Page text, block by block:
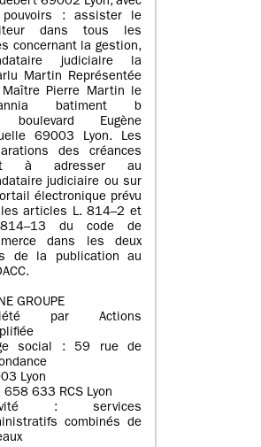
: assister le
dans tous les
concernant la gestion,
judiciaire la
Martin Représentée
Maître Pierre Martin le
batiment b
Eugène
69003 Lyon. Les
des créances
à adresser au
judiciaire ou sur
électronique prévu
les articles L. 814–2 et
du code de
dans les deux
de la publication au
GROUPE
par Actions
social : 59 rue de
Lyon
633 RCS Lyon
: services
combinés de